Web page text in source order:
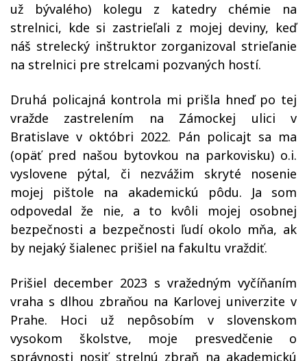
už bývalého) kolegu z katedry chémie na
strelnici, kde si zastrieľali z mojej deviny, keď
náš strelecký inštruktor zorganizoval strieľanie
na strelnici pre strelcami pozvaných hostí.
Druhá policajná kontrola mi prišla hneď po tej
vražde zastrelením na Zámockej ulici v
Bratislave v októbri 2022. Pán policajt sa ma
(opäť pred našou bytovkou na parkovisku) o.i.
vyslovene pýtal, či nezvážim skryté nosenie
mojej pištole na akademickú pôdu. Ja som
odpovedal že nie, a to kvôli mojej osobnej
bezpečnosti a bezpečnosti ľudí okolo mňa, ak
by nejaký šialenec prišiel na fakultu vraždiť.
Prišiel december 2023 s vražedným vyčíňaním
vraha s dlhou zbraňou na Karlovej univerzite v
Prahe. Hoci už nepôsobím v slovenskom
vysokom školstve, moje presvedčenie o
správnosti nosiť strelnú zbraň na akademickú